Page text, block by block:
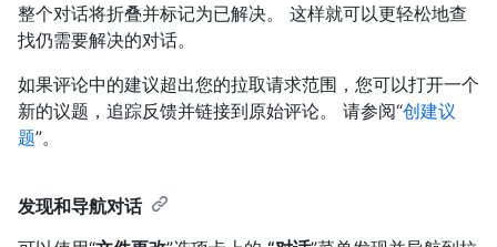
整个对话将折叠并标记为已解决。 这样就可以更轻松地查
找仍需要解决的对话。
如果评论中的建议超出您的拉取请求范围，您可以打开一个
新的议题，追踪反馈并链接到原始评论。 请参阅“创建议
题”。
发现和导航对话